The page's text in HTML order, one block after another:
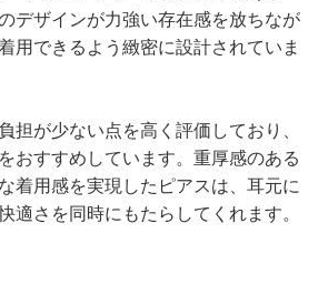
デザインが力強い存在感を放ちなが
用できるよう緻密に設計されていま
担が少ない点を高く評価しており、
おすすめしています。重厚感のある
着用感を実現したピアスは、耳元に
適さを同時にもたらしてくれます。